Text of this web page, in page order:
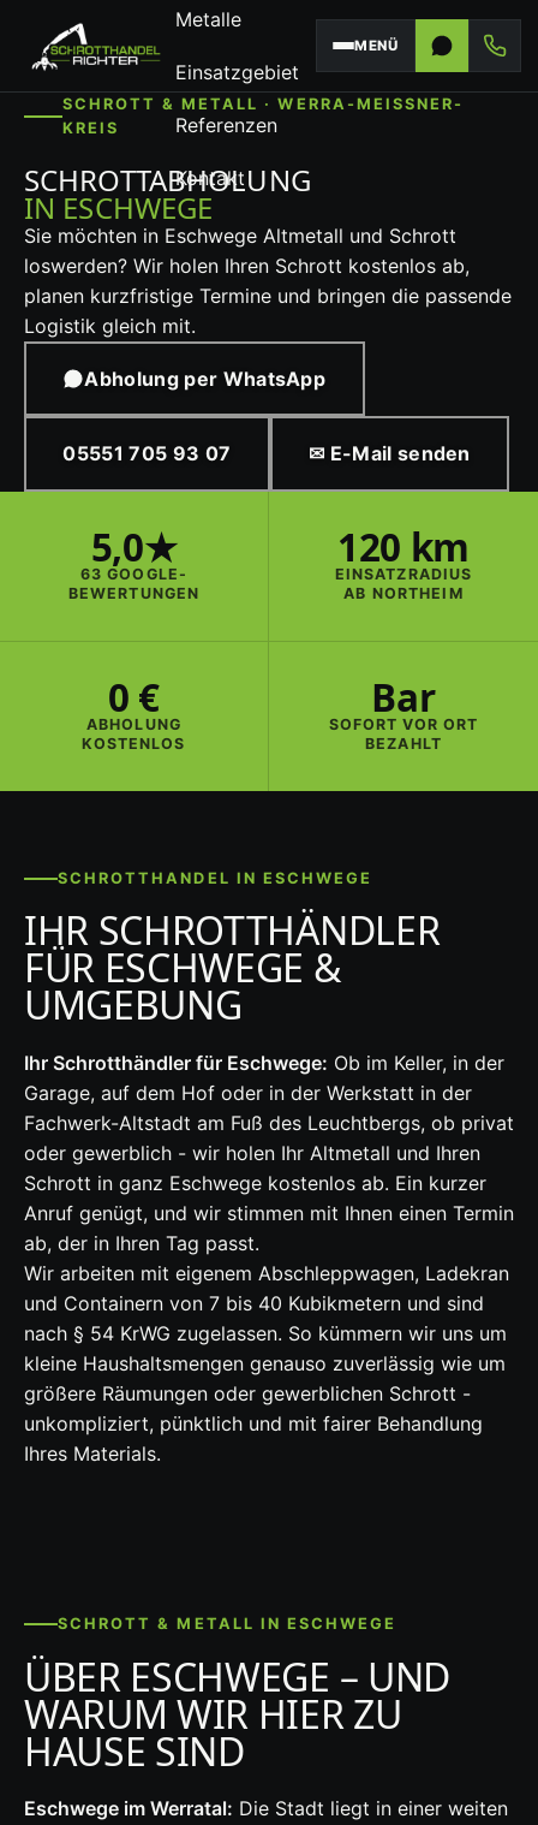
Metalle
Einsatzgebiet
Referenzen
Kontakt
MENÜ
SCHROTT & METALL · WERRA-MEISSNER-K
REIS
SCHROTTABHOLUNG
IN ESCHWEGE
Sie möchten in Eschwege Altmetall und Schrott
loswerden? Wir holen Ihren Schrott kostenlos ab,
planen kurzfristige Termine und bringen die passende
Logistik gleich mit.
Abholung per WhatsApp
05551 705 93 07 ✉ E-Mail senden
5,0★
63 GOOGLE-
BEWERTUNGEN
120 km
EINSATZRADIUS
AB NORTHEIM
0 €
ABHOLUNG
KOSTENLOS
Bar
SOFORT VOR ORT
BEZAHLT
SCHROTTHANDEL IN ESCHWEGE
IHR SCHROTTHÄNDLER
FÜR ESCHWEGE &
UMGEBUNG
Ihr Schrotthändler für Eschwege: Ob im Keller, in der
Garage, auf dem Hof oder in der Werkstatt in der
Fachwerk-Altstadt am Fuß des Leuchtbergs, ob privat
oder gewerblich - wir holen Ihr Altmetall und Ihren
Schrott in ganz Eschwege kostenlos ab. Ein kurzer
Anruf genügt, und wir stimmen mit Ihnen einen Termin
ab, der in Ihren Tag passt.
Wir arbeiten mit eigenem Abschleppwagen, Ladekran
und Containern von 7 bis 40 Kubikmetern und sind
nach § 54 KrWG zugelassen. So kümmern wir uns um
kleine Haushaltsmengen genauso zuverlässig wie um
größere Räumungen oder gewerblichen Schrott -
unkompliziert, pünktlich und mit fairer Behandlung
Ihres Materials.
SCHROTT & METALL IN ESCHWEGE
ÜBER ESCHWEGE – UND
WARUM WIR HIER ZU
HAUSE SIND
Eschwege im Werratal: Die Stadt liegt in einer weiten